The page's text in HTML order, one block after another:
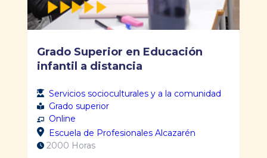
Grado Superior en Educación
infantil a distancia
Servicios socioculturales y a la comunidad
Grado superior
Online
Escuela de Profesionales Alcazarén
2000 Horas